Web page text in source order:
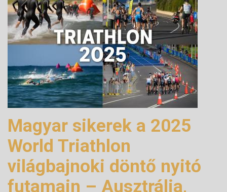
Magyar sikerek a 2025
World Triathlon
világbajnoki döntő nyitó
futamain – Ausztrália,